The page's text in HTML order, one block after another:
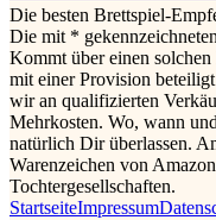
Die besten Brettspiel-
Die mit *
Kommt über einen
mit einer Provision
wir an qualifizierten
Mehrkosten. Wo, wann
natürlich Dir überlassen.
Warenzeichen von
Tochtergesellschaften.
StartseiteImpressum